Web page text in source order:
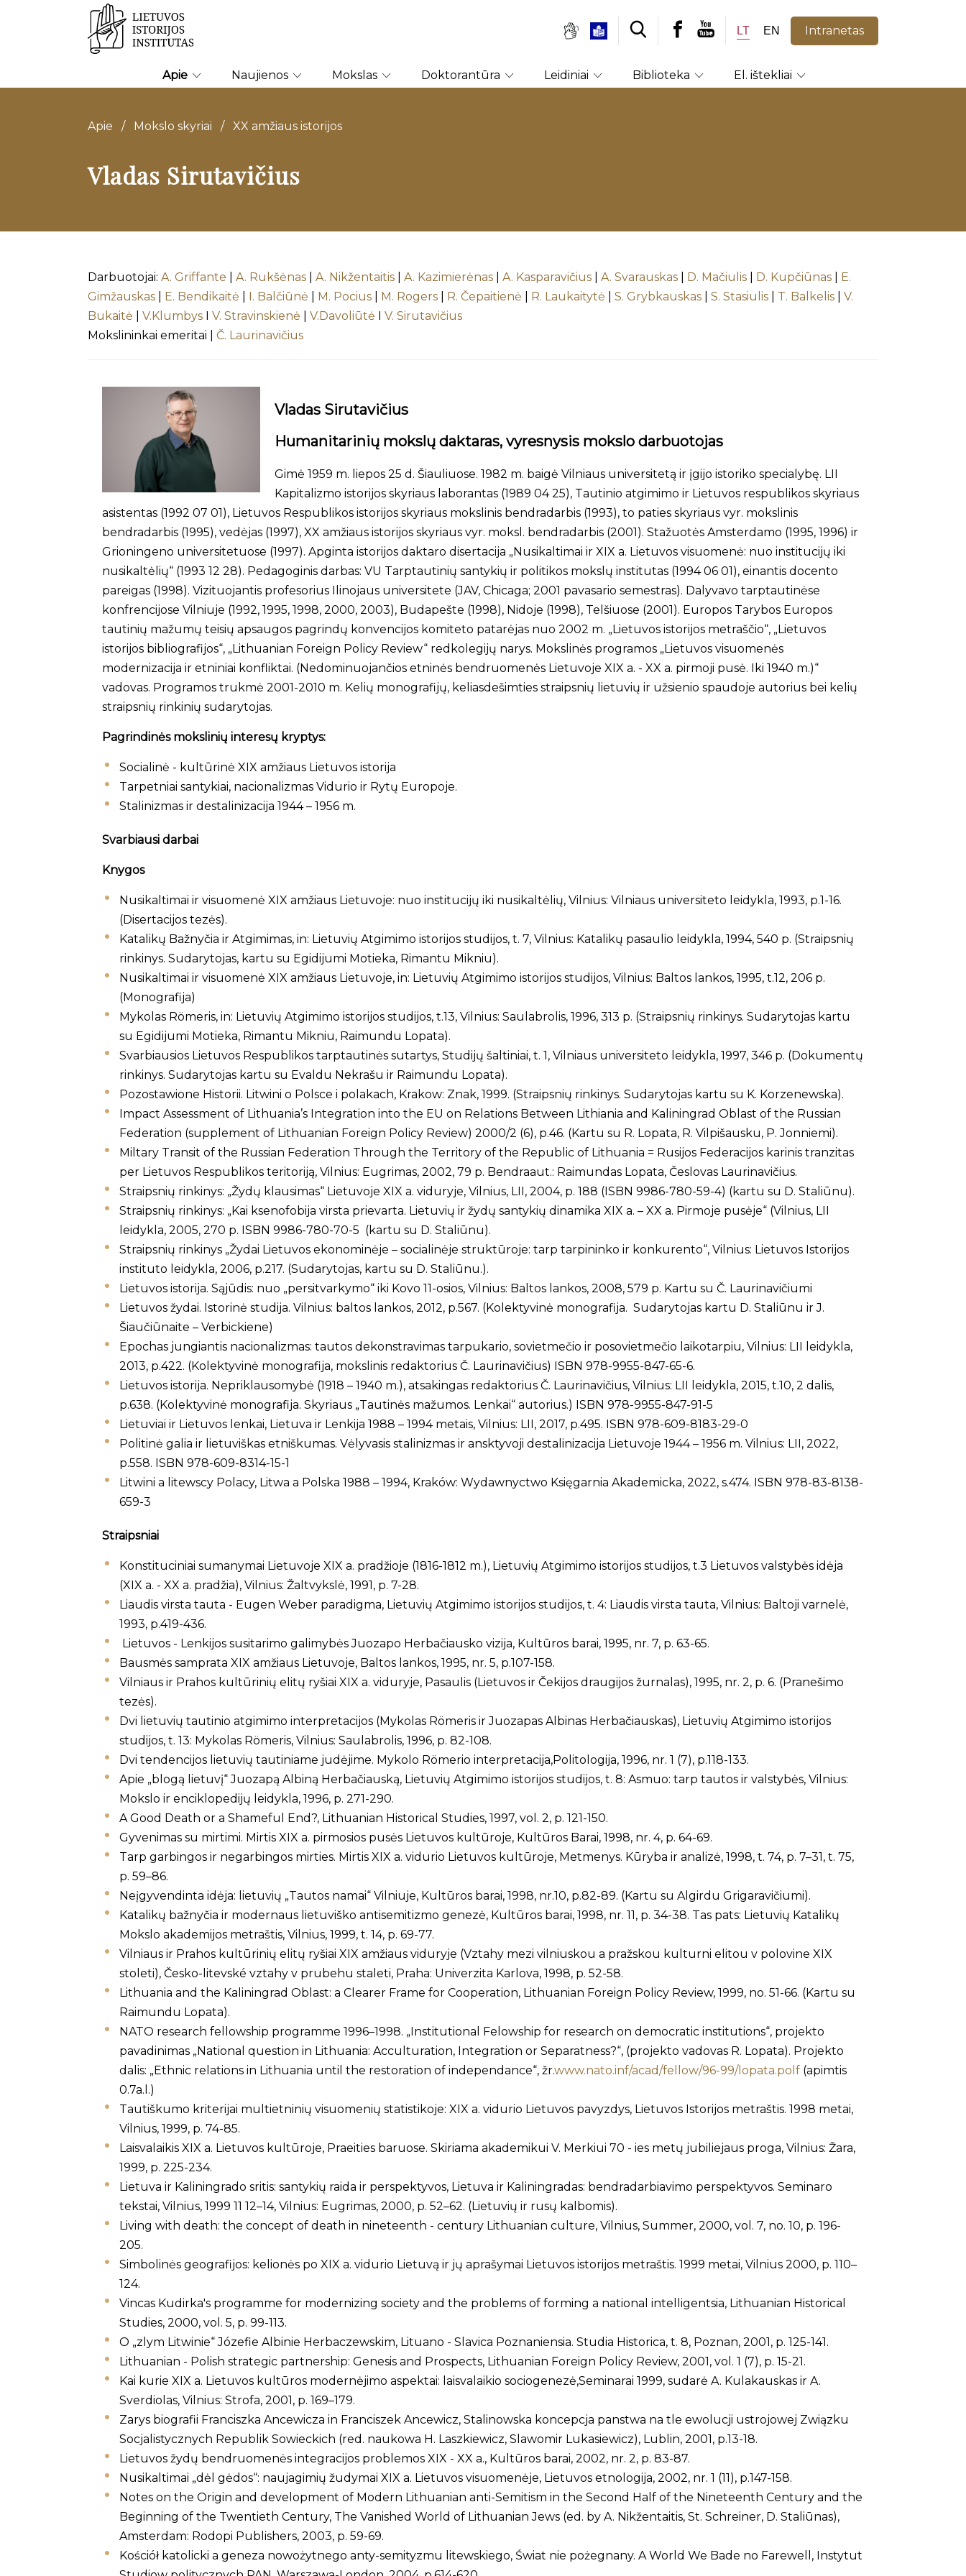
LT EN Intranetas
Apie Naujienos Mokslas Doktorantūra Leidiniai Biblioteka El. ištekliai
Apie / Mokslo skyriai / XX amžiaus istorijos
Vladas Sirutavičius
Darbuotojai: A. Griffante A. Rukšėnas A. Nikžentaitis A. Kazimierėnas A. Kasparavičius A. Svarauskas D. Mačiulis D. Kupčiūnas
E.
Gimžauskas
E. Bendikaitė I. Balčiūnė M. Pocius M. Rogers R. Čepaitienė R. Laukaitytė S. Grybkauskas S. Stasiulis T. Balkelis
V.
Bukaitė
V.Klumbys I V. Stravinskienė V.Davoliūtė I V. Sirutavičius
Mokslininkai emeritai | Č. Laurinavičius
Vladas Sirutavičius
Humanitarinių mokslų daktaras, vyresnysis mokslo darbuotojas
Gimė 1959 m. liepos 25 d. Šiauliuose. 1982 m. baigė Vilniaus universitetą ir įgijo istoriko specialybę. LII
Kapitalizmo istorijos skyriaus laborantas (1989 04 25), Tautinio atgimimo ir Lietuvos respublikos skyriaus
asistentas (1992 07 01), Lietuvos Respublikos istorijos skyriaus mokslinis bendradarbis (1993), to paties skyriaus vyr. mokslinis
bendradarbis (1995), vedėjas (1997), XX amžiaus istorijos skyriaus vyr. moksl. bendradarbis (2001). Stažuotės Amsterdamo (1995, 1996) ir
Grioningeno universitetuose (1997). Apginta istorijos daktaro disertacija „Nusikaltimai ir XIX a. Lietuvos visuomenė: nuo institucijų iki
nusikaltėlių“ (1993 12 28). Pedagoginis darbas: VU Tarptautinių santykių ir politikos mokslų institutas (1994 06 01), einantis docento
pareigas (1998). Vizituojantis profesorius Ilinojaus universitete (JAV, Chicaga; 2001 pavasario semestras). Dalyvavo tarptautinėse
konfrencijose Vilniuje (1992, 1995, 1998, 2000, 2003), Budapešte (1998), Nidoje (1998), Telšiuose (2001). Europos Tarybos Europos
tautinių mažumų teisių apsaugos pagrindų konvencijos komiteto patarėjas nuo 2002 m. „Lietuvos istorijos metraščio“, „Lietuvos
istorijos bibliografijos“, „Lithuanian Foreign Policy Review“ redkolegijų narys. Mokslinės programos „Lietuvos visuomenės
modernizacija ir etniniai konfliktai. (Nedominuojančios etninės bendruomenės Lietuvoje XIX a. - XX a. pirmoji pusė. Iki 1940 m.)“
vadovas. Programos trukmė 2001-2010 m. Kelių monografijų, keliasdešimties straipsnių lietuvių ir užsienio spaudoje autorius bei kelių
straipsnių rinkinių sudarytojas.
Pagrindinės mokslinių interesų kryptys:
Socialinė - kultūrinė XIX amžiaus Lietuvos istorija
Tarpetniai santykiai, nacionalizmas Vidurio ir Rytų Europoje.
Stalinizmas ir destalinizacija 1944 – 1956 m.
Svarbiausi darbai
Knygos
Nusikaltimai ir visuomenė XIX amžiaus Lietuvoje: nuo institucijų iki nusikaltėlių, Vilnius: Vilniaus universiteto leidykla, 1993, p.1-16.
(Disertacijos tezės).
Katalikų Bažnyčia ir Atgimimas, in: Lietuvių Atgimimo istorijos studijos, t. 7, Vilnius: Katalikų pasaulio leidykla, 1994, 540 p. (Straipsnių
rinkinys. Sudarytojas, kartu su Egidijumi Motieka, Rimantu Mikniu).
Nusikaltimai ir visuomenė XIX amžiaus Lietuvoje, in: Lietuvių Atgimimo istorijos studijos, Vilnius: Baltos lankos, 1995, t.12, 206 p.
(Monografija)
Mykolas Römeris, in: Lietuvių Atgimimo istorijos studijos, t.13, Vilnius: Saulabrolis, 1996, 313 p. (Straipsnių rinkinys. Sudarytojas kartu
su Egidijumi Motieka, Rimantu Mikniu, Raimundu Lopata).
Svarbiausios Lietuvos Respublikos tarptautinės sutartys, Studijų šaltiniai, t. 1, Vilniaus universiteto leidykla, 1997, 346 p. (Dokumentų
rinkinys. Sudarytojas kartu su Evaldu Nekrašu ir Raimundu Lopata).
Pozostawione Historii. Litwini o Polsce i polakach, Krakow: Znak, 1999. (Straipsnių rinkinys. Sudarytojas kartu su K. Korzenewska).
Impact Assessment of Lithuania’s Integration into the EU on Relations Between Lithiania and Kaliningrad Oblast of the Russian
Federation (supplement of Lithuanian Foreign Policy Review) 2000/2 (6), p.46. (Kartu su R. Lopata, R. Vilpišausku, P. Jonniemi).
Miltary Transit of the Russian Federation Through the Territory of the Republic of Lithuania = Rusijos Federacijos karinis tranzitas
per Lietuvos Respublikos teritoriją, Vilnius: Eugrimas, 2002, 79 p. Bendraaut.: Raimundas Lopata, Česlovas Laurinavičius.
Straipsnių rinkinys: „Žydų klausimas“ Lietuvoje XIX a. viduryje, Vilnius, LII, 2004, p. 188 (ISBN 9986-780-59-4) (kartu su D. Staliūnu).
Straipsnių rinkinys: „Kai ksenofobija virsta prievarta. Lietuvių ir žydų santykių dinamika XIX a. – XX a. Pirmoje pusėje“ (Vilnius, LII
leidykla, 2005, 270 p. ISBN 9986-780-70-5 (kartu su D. Staliūnu).
Straipsnių rinkinys „Žydai Lietuvos ekonominėje – socialinėje struktūroje: tarp tarpininko ir konkurento“, Vilnius: Lietuvos Istorijos
instituto leidykla, 2006, p.217. (Sudarytojas, kartu su D. Staliūnu.).
Lietuvos istorija. Sąjūdis: nuo „persitvarkymo“ iki Kovo 11-osios, Vilnius: Baltos lankos, 2008, 579 p. Kartu su Č. Laurinavičiumi
Lietuvos žydai. Istorinė studija. Vilnius: baltos lankos, 2012, p.567. (Kolektyvinė monografija. Sudarytojas kartu D. Staliūnu ir J.
Šiaučiūnaite – Verbickiene)
Epochas jungiantis nacionalizmas: tautos dekonstravimas tarpukario, sovietmečio ir posovietmečio laikotarpiu, Vilnius: LII leidykla,
2013, p.422. (Kolektyvinė monografija, mokslinis redaktorius Č. Laurinavičius) ISBN 978-9955-847-65-6.
Lietuvos istorija. Nepriklausomybė (1918 – 1940 m.), atsakingas redaktorius Č. Laurinavičius, Vilnius: LII leidykla, 2015, t.10, 2 dalis,
p.638. (Kolektyvinė monografija. Skyriaus „Tautinės mažumos. Lenkai“ autorius.) ISBN 978-9955-847-91-5
Lietuviai ir Lietuvos lenkai, Lietuva ir Lenkija 1988 – 1994 metais, Vilnius: LII, 2017, p.495. ISBN 978-609-8183-29-0
Politinė galia ir lietuviškas etniškumas. Vėlyvasis stalinizmas ir ansktyvoji destalinizacija Lietuvoje 1944 – 1956 m. Vilnius: LII, 2022,
p.558. ISBN 978-609-8314-15-1
Litwini a litewscy Polacy, Litwa a Polska 1988 – 1994, Kraków: Wydawnyctwo Księgarnia Akademicka, 2022, s.474. ISBN 978-83-8138-
659-3
Straipsniai
Konstituciniai sumanymai Lietuvoje XIX a. pradžioje (1816-1812 m.), Lietuvių Atgimimo istorijos studijos, t.3 Lietuvos valstybės idėja
(XIX a. - XX a. pradžia), Vilnius: Žaltvykslė, 1991, p. 7-28.
Liaudis virsta tauta - Eugen Weber paradigma, Lietuvių Atgimimo istorijos studijos, t. 4: Liaudis virsta tauta, Vilnius: Baltoji varnelė,
1993, p.419-436.
Lietuvos - Lenkijos susitarimo galimybės Juozapo Herbačiausko vizija, Kultūros barai, 1995, nr. 7, p. 63-65.
Bausmės samprata XIX amžiaus Lietuvoje, Baltos lankos, 1995, nr. 5, p.107-158.
Vilniaus ir Prahos kultūrinių elitų ryšiai XIX a. viduryje, Pasaulis (Lietuvos ir Čekijos draugijos žurnalas), 1995, nr. 2, p. 6. (Pranešimo
tezės).
Dvi lietuvių tautinio atgimimo interpretacijos (Mykolas Römeris ir Juozapas Albinas Herbačiauskas), Lietuvių Atgimimo istorijos
studijos, t. 13: Mykolas Römeris, Vilnius: Saulabrolis, 1996, p. 82-108.
Dvi tendencijos lietuvių tautiniame judėjime. Mykolo Römerio interpretacija,Politologija, 1996, nr. 1 (7), p.118-133.
Apie „blogą lietuvį“ Juozapą Albiną Herbačiauską, Lietuvių Atgimimo istorijos studijos, t. 8: Asmuo: tarp tautos ir valstybės, Vilnius:
Mokslo ir enciklopedijų leidykla, 1996, p. 271-290.
A Good Death or a Shameful End?, Lithuanian Historical Studies, 1997, vol. 2, p. 121-150.
Gyvenimas su mirtimi. Mirtis XIX a. pirmosios pusės Lietuvos kultūroje, Kultūros Barai, 1998, nr. 4, p. 64-69.
Tarp garbingos ir negarbingos mirties. Mirtis XIX a. vidurio Lietuvos kultūroje, Metmenys. Kūryba ir analizė, 1998, t. 74, p. 7–31, t. 75,
p. 59–86.
Neįgyvendinta idėja: lietuvių „Tautos namai“ Vilniuje, Kultūros barai, 1998, nr.10, p.82-89. (Kartu su Algirdu Grigaravičiumi).
Katalikų bažnyčia ir modernaus lietuviško antisemitizmo genezė, Kultūros barai, 1998, nr. 11, p. 34-38. Tas pats: Lietuvių Katalikų
Mokslo akademijos metraštis, Vilnius, 1999, t. 14, p. 69-77.
Vilniaus ir Prahos kultūrinių elitų ryšiai XIX amžiaus viduryje (Vztahy mezi vilniuskou a pražskou kulturni elitou v polovine XIX
stoleti), Česko-litevské vztahy v prubehu staleti, Praha: Univerzita Karlova, 1998, p. 52-58.
Lithuania and the Kaliningrad Oblast: a Clearer Frame for Cooperation, Lithuanian Foreign Policy Review, 1999, no. 51-66. (Kartu su
Raimundu Lopata).
NATO research fellowship programme 1996–1998. „Institutional Felowship for research on democratic institutions“, projekto
pavadinimas „National question in Lithuania: Acculturation, Integration or Separatness?“, (projekto vadovas R. Lopata). Projekto
dalis: „Ethnic relations in Lithuania until the restoration of independance“, žr.www.nato.inf/acad/fellow/96-99/lopata.polf (apimtis
0.7a.l.)
Tautiškumo kriterijai multietninių visuomenių statistikoje: XIX a. vidurio Lietuvos pavyzdys, Lietuvos Istorijos metraštis. 1998 metai,
Vilnius, 1999, p. 74-85.
Laisvalaikis XIX a. Lietuvos kultūroje, Praeities baruose. Skiriama akademikui V. Merkiui 70 - ies metų jubiliejaus proga, Vilnius: Žara,
1999, p. 225-234.
Lietuva ir Kaliningrado sritis: santykių raida ir perspektyvos, Lietuva ir Kaliningradas: bendradarbiavimo perspektyvos. Seminaro
tekstai, Vilnius, 1999 11 12–14, Vilnius: Eugrimas, 2000, p. 52–62. (Lietuvių ir rusų kalbomis).
Living with death: the concept of death in nineteenth - century Lithuanian culture, Vilnius, Summer, 2000, vol. 7, no. 10, p. 196-
205.
Simbolinės geografijos: kelionės po XIX a. vidurio Lietuvą ir jų aprašymai Lietuvos istorijos metraštis. 1999 metai, Vilnius 2000, p. 110–
124.
Vincas Kudirka's programme for modernizing society and the problems of forming a national intelligentsia, Lithuanian Historical
Studies, 2000, vol. 5, p. 99-113.
O „zlym Litwinie“ Józefie Albinie Herbaczewskim, Lituano - Slavica Poznaniensia. Studia Historica, t. 8, Poznan, 2001, p. 125-141.
Lithuanian - Polish strategic partnership: Genesis and Prospects, Lithuanian Foreign Policy Review, 2001, vol. 1 (7), p. 15-21.
Kai kurie XIX a. Lietuvos kultūros modernėjimo aspektai: laisvalaikio sociogenezė,Seminarai 1999, sudarė A. Kulakauskas ir A.
Sverdiolas, Vilnius: Strofa, 2001, p. 169–179.
Zarys biografii Franciszka Ancewicza in Franciszek Ancewicz, Stalinowska koncepcja panstwa na tle ewolucji ustrojowej Związku
Socjalistycznych Republik Sowieckich (red. naukowa H. Laszkiewicz, Slawomir Lukasiewicz), Lublin, 2001, p.13-18.
Lietuvos žydų bendruomenės integracijos problemos XIX - XX a., Kultūros barai, 2002, nr. 2, p. 83-87.
Nusikaltimai „dėl gėdos“: naujagimių žudymai XIX a. Lietuvos visuomenėje, Lietuvos etnologija, 2002, nr. 1 (11), p.147-158.
Notes on the Origin and development of Modern Lithuanian anti-Semitism in the Second Half of the Nineteenth Century and the
Beginning of the Twentieth Century, The Vanished World of Lithuanian Jews (ed. by A. Nikžentaitis, St. Schreiner, D. Staliūnas),
Amsterdam: Rodopi Publishers, 2003, p. 59-69.
Kościół katolicki a geneza nowożytnego anty-semityzmu litewskiego, Świat nie pożegnany. A World We Bade no Farewell, Instytut